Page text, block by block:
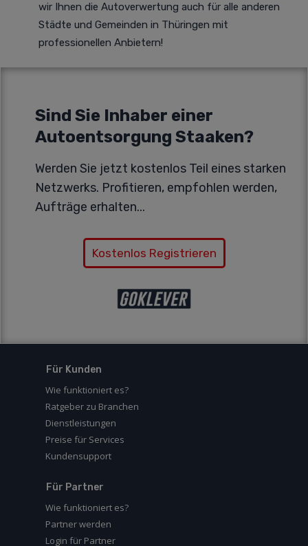
wir Ihnen die Autoverwertung auch für alle anderen
Städte und Gemeinden in Thüringen mit
professionellen Anbietern!
Sind Sie Inhaber einer
Autoentsorgung Staaken?
Werden Sie jetzt kostenlos Teil eines starken
Netzwerks. Profitieren, empfohlen werden,
Aufträge erhalten...
Kostenlos Registrieren
Für Kunden
Wie funktioniert es?
Ratgeber zu Branchen
Dienstleistungen
Preise für Services
Kundensupport
Für Partner
Wie funktioniert es?
Partner werden
Login für Partner